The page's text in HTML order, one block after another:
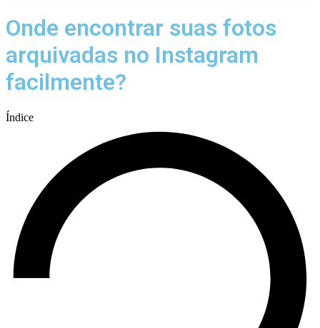
Onde encontrar suas fotos
arquivadas no Instagram
facilmente?
Índice